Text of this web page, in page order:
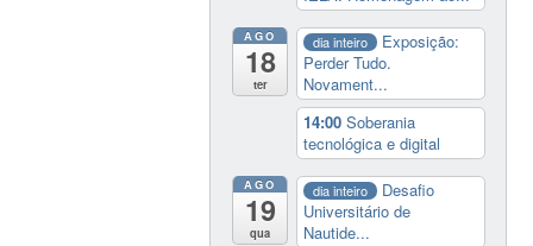
AGO
18
ter
dia inteiro
Exposição:
Perder Tudo.
Novament...
14:00Soberania
tecnológica e digital
AGO
19
qua
dia inteiro
Desafio
Universitário de
Nautide...